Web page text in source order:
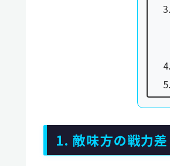
1. 敵味方の戦力